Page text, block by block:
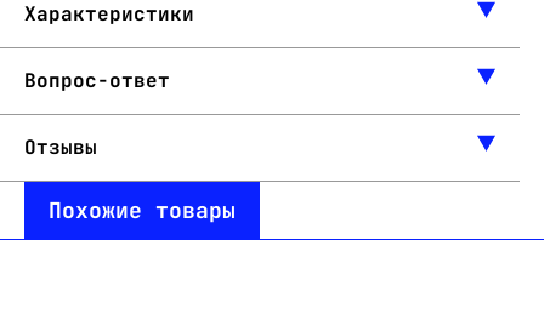
Характеристики
Вопрос-ответ
Отзывы
Похожие товары